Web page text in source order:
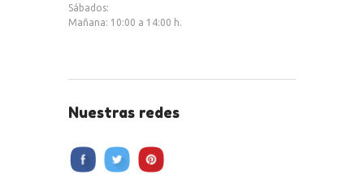
Sábados:
Mañana: 10:00 a 14:00 h.
Nuestras redes